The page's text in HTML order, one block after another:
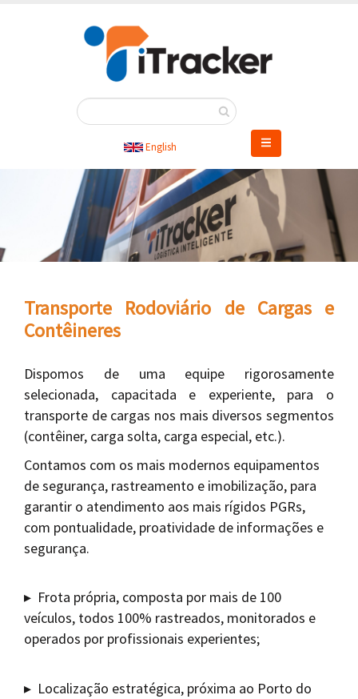
English
Transporte Rodoviário de Cargas e
Contêineres
Dispomos de uma equipe rigorosamente
selecionada, capacitada e experiente, para o
transporte de cargas nos mais diversos segmentos
(contêiner, carga solta, carga especial, etc.).
Contamos com os mais modernos equipamentos
de segurança, rastreamento e imobilização, para
garantir o atendimento aos mais rígidos PGRs,
com pontualidade, proatividade de informações e
segurança.
▸ Frota própria, composta por mais de 100
veículos, todos 100% rastreados, monitorados e
operados por profissionais experientes;
▸ Localização estratégica, próxima ao Porto do